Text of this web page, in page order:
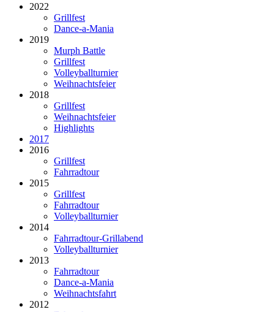
2022
Grillfest
Dance-a-Mania
2019
Murph Battle
Grillfest
Volleyballturnier
Weihnachtsfeier
2018
Grillfest
Weihnachtsfeier
Highlights
2017
2016
Grillfest
Fahrradtour
2015
Grillfest
Fahrradtour
Volleyballturnier
2014
Fahrradtour-Grillabend
Volleyballturnier
2013
Fahrradtour
Dance-a-Mania
Weihnachtsfahrt
2012